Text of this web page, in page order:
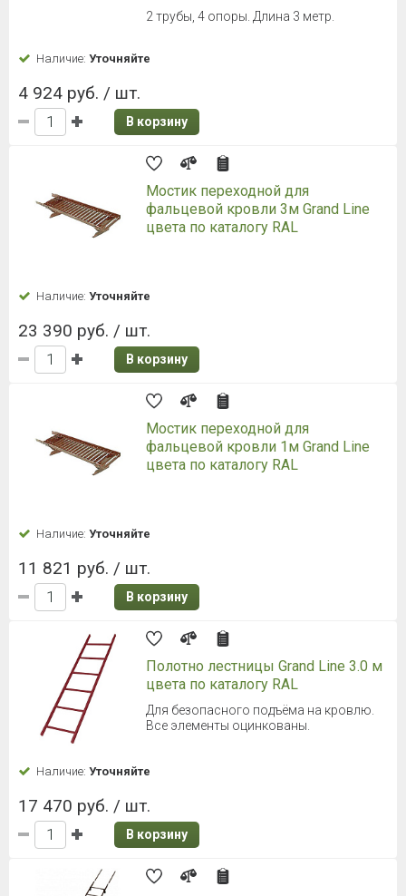
2 трубы, 4 опоры. Длина 3 метр.
Наличие: Уточняйте
4 924 руб. / шт.
В корзину
Мостик переходной для
фальцевой кровли 3м Grand Line
цвета по каталогу RAL
Наличие: Уточняйте
23 390 руб. / шт.
В корзину
Мостик переходной для
фальцевой кровли 1м Grand Line
цвета по каталогу RAL
Наличие: Уточняйте
11 821 руб. / шт.
В корзину
Полотно лестницы Grand Line 3.0 м
цвета по каталогу RAL
Для безопасного подъёма на кровлю.
Все элементы оцинкованы.
Наличие: Уточняйте
17 470 руб. / шт.
В корзину